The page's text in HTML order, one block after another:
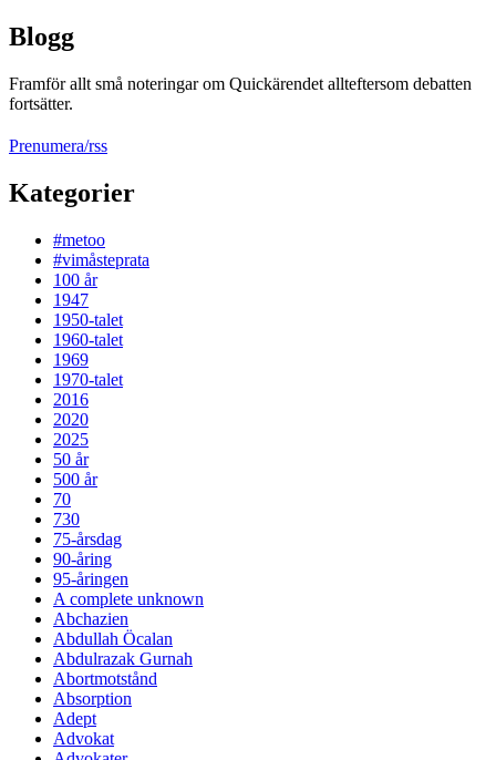
Blogg
Framför allt små noteringar om Quickärendet allteftersom debatten
fortsätter.
Prenumera/rss
Kategorier
#metoo
#vimåsteprata
100 år
1947
1950-talet
1960-talet
1969
1970-talet
2016
2020
2025
50 år
500 år
70
730
75-årsdag
90-åring
95-åringen
A complete unknown
Abchazien
Abdullah Öcalan
Abdulrazak Gurnah
Abortmotstånd
Absorption
Adept
Advokat